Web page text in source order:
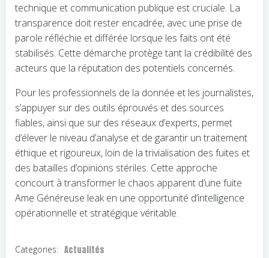
technique et communication publique est cruciale. La
transparence doit rester encadrée, avec une prise de
parole réfléchie et différée lorsque les faits ont été
stabilisés. Cette démarche protège tant la crédibilité des
acteurs que la réputation des potentiels concernés.
Pour les professionnels de la donnée et les journalistes,
s’appuyer sur des outils éprouvés et des sources
fiables, ainsi que sur des réseaux d’experts, permet
d’élever le niveau d’analyse et de garantir un traitement
éthique et rigoureux, loin de la trivialisation des fuites et
des batailles d’opinions stériles. Cette approche
concourt à transformer le chaos apparent d’une fuite
Ame Généreuse leak en une opportunité d’intelligence
opérationnelle et stratégique véritable.
Categories: Actualités